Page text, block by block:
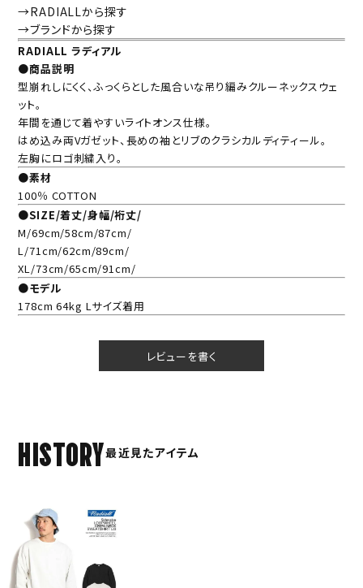
→RADIALLから探す
→ブランドから探す
RADIALL ラディアル
●商品説明
型崩れしにくく、ふっくらとした風合いな吊り編みクルーネックスウェ
ット。
年間を通じて着やすいライトオンス仕様。
はめ込み両Vガゼット、長めの袖とリブのクラシカルディティール。
左胸にロゴ刺繍入り。
●素材
100％ COTTON
●SIZE/着丈/身幅/裄丈/
M/69cm/58cm/87cm/
L/71cm/62cm/89cm/
XL/73cm/65cm/91cm/
●モデル
178cm 64kg Lサイズ着用
レビューを書く
HISTORY最近見たアイテム